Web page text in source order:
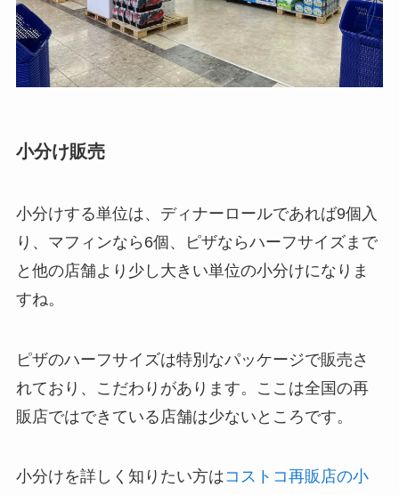
小分け販売
小分けする単位は、ディナーロールであれば9個入
り、マフィンなら6個、ピザならハーフサイズまで
と他の店舗より少し大きい単位の小分けになりま
すね。
ピザのハーフサイズは特別なパッケージで販売さ
れており、こだわりがあります。ここは全国の再
販店ではできている店舗は少ないところです。
小分けを詳しく知りたい方はコストコ再販店の小